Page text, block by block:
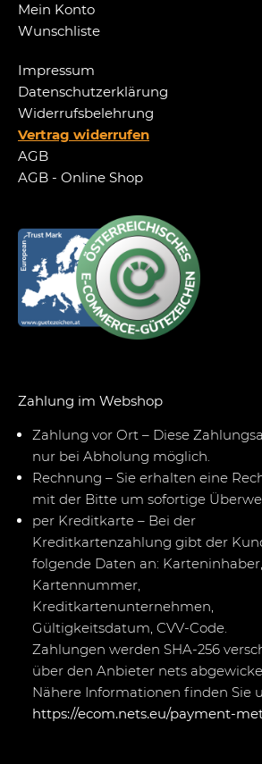
Mein Konto
Wunschliste
Impressum
Datenschutzerklärung
Widerrufsbelehrung
Vertrag widerrufen
AGB
AGB - Online Shop
Zahlung im Webshop
Zahlung vor Ort – Diese
nur bei Abholung möglich.
Rechnung – Sie erhalten eine
mit der Bitte um sofortige
per Kreditkarte – Bei der
Kreditkartenzahlung gibt der
folgende Daten an: Karteninhaber,
Kartennummer,
Kreditkartenunternehmen,
Gültigkeitsdatum, CVV-Code.
Zahlungen werden SHA-256
über den Anbieter nets
Nähere Informationen finden Sie
https://ecom.nets.eu/payment-